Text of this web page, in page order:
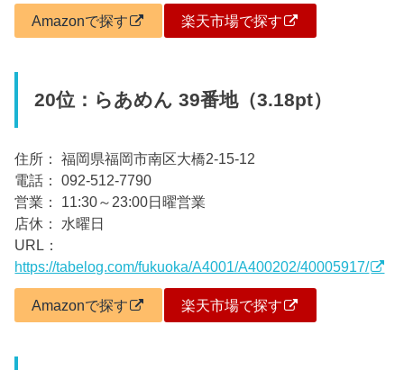
Amazonで探す 楽天市場で探す
20位：らあめん 39番地（3.18pt）
住所： 福岡県福岡市南区大橋2-15-12
電話： 092-512-7790
営業： 11:30～23:00日曜営業
店休： 水曜日
URL：
https://tabelog.com/fukuoka/A4001/A400202/40005917/
Amazonで探す 楽天市場で探す